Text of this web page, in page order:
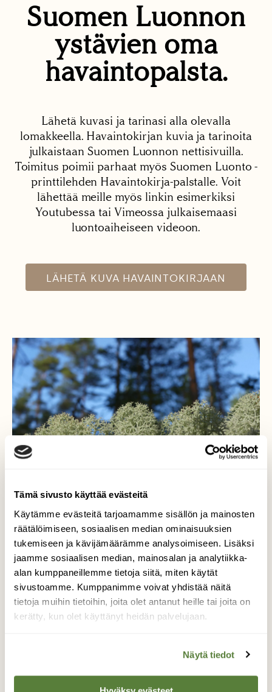
Tämä sivusto käyttää evästeitä
Käytämme evästeitä tarjoamamme sisällön ja mainosten
räätälöimiseen, sosiaalisen median ominaisuuksien
tukemiseen ja kävijämäärämme analysoimiseen. Lisäksi
jaamme sosiaalisen median, mainosalan ja analytiikka-
alan kumppaneillemme tietoja siitä, miten käytät
sivustoamme. Kumppanimme voivat yhdistää näitä
tietoja muihin tietoihin, joita olet antanut heille tai joita on
kerätty, kun olet käyttänyt heidän palvelujaan.
Näytä tiedot
Suomen Luonnon
ystävien oma
havaintopalsta.
Lähetä kuvasi ja tarinasi alla olevalla
lomakkeella. Havaintokirjan kuvia ja tarinoita
julkaistaan Suomen Luonnon nettisivuilla.
Toimitus poimii parhaat myös Suomen Luonto -
printtilehden Havaintokirja-palstalle. Voit
lähettää meille myös linkin esimerkiksi
Youtubessa tai Vimeossa julkaisemaasi
luontoaiheiseen videoon.
LÄHETÄ KUVA HAVAINTOKIRJAAN
Jäkälät ja metsä.
Pientä ja suurta rinta rinnan...
Valokuvaaja: Martti Valtonen, Pesäkallion ls. alue
Lahti 4.11.2018
TAKAISIN LISTAAN